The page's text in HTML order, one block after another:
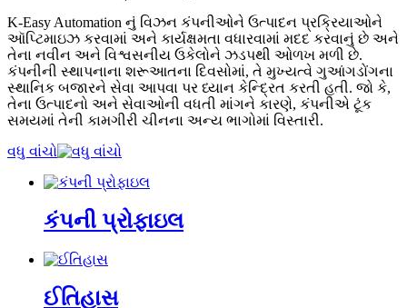
K-Easy Automation નું વિઝન કંપનીઓને ઉત્પાદન પ્રક્રિયાઓને
ઑપ્ટિમાઇઝ કરવામાં અને કાર્યક્ષમતા વધારવામાં મદદ કરવાનું છે અને
તેના નવીન અને વિશ્વસનીય ઉકેલોને ઝડપથી ઓળખ મળી છે.
કંપનીની સ્થાપનાના શરૂઆતના દિવસોમાં, તે મુખ્યત્વે ગુઆંગડોંગના
સ્થાનિક બજારને સેવા આપવા પર ધ્યાન કેન્દ્રિત કરતી હતી. જો કે,
તેના ઉત્પાદનો અને સેવાઓની વધતી માંગને કારણે, કંપનીએ ટૂંક
સમયમાં તેની કામગીરી ચીનના અન્ય ભાગોમાં વિસ્તારી.
વધુ વાંચો
કંપની પ્રોફાઇલ
ઈતિહાસ